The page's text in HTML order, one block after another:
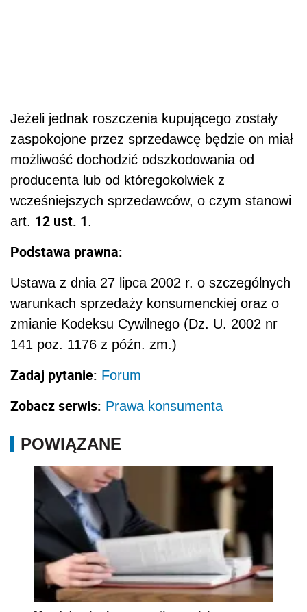
Jeżeli jednak roszczenia kupującego zostały
zaspokojone przez sprzedawcę będzie on miał
możliwość dochodzić odszkodowania od
producenta lub od któregokolwiek z
wcześniejszych sprzedawców, o czym stanowi
art. 12 ust. 1.
Podstawa prawna:
Ustawa z dnia 27 lipca 2002 r. o szczególnych
warunkach sprzedaży konsumenckiej oraz o
zmianie Kodeksu Cywilnego (Dz. U. 2002 nr
141 poz. 1176 z późn. zm.)
Zadaj pytanie: Forum
Zobacz serwis: Prawa konsumenta
POWIĄZANE